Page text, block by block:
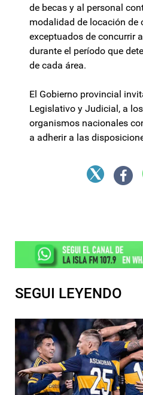
de becas y al personal
modalidad de locación de
exceptuados de concurrir
durante el período que
de cada área.
El Gobierno provincial
Legislativo y Judicial, a
organismos nacionales
a adherir a las
SEGUI LEYENDO